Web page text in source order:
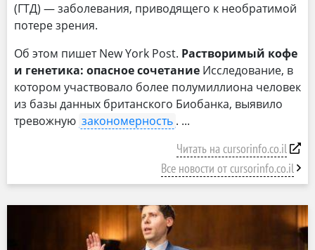
(ГТД) — заболевания, приводящего к необратимой
потере зрения.
Об этом пишет New York Post. Растворимый кофе
и генетика: опасное сочетание Исследование, в
котором участвовало более полумиллиона человек
из базы данных британского Биобанка, выявило
тревожную закономерность .
Читать на cursorinfo.co.il
Все новости от cursorinfo.co.il